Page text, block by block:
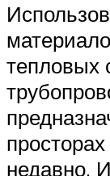
тепловых
недавно.